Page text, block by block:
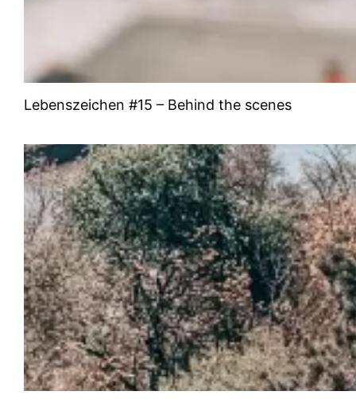
Lebenszeichen #15 – Behind the scenes